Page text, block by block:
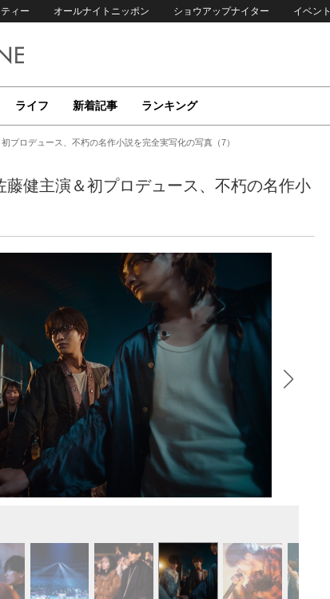
ィー オールナイトニッポン ショウアップナイター イベント
ライフ 新着記事 ランキング
プロデュース、不朽の名作小説を完全実写化の写真（7）
健主演＆初プロデュース、不朽の名作小